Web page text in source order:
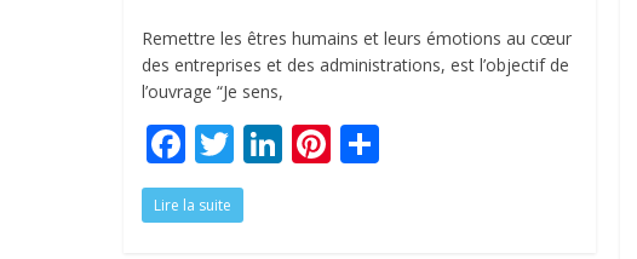
Remettre les êtres humains et leurs émotions au cœur
des entreprises et des administrations, est l’objectif de
l’ouvrage “Je sens,
F
ac
e
T
w
itt
Li Pi
Lire la suite